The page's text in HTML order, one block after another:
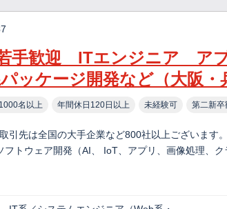
若手歓迎 ITエンジニア ア
ッケージ開発など（大阪・
名以上 年間休日120日以上 未経験可 第二新卒
取引先は全国の大手企業など800社以上ございます
フトウェア開発（AI、 IoT、アプリ、画像処理、ク